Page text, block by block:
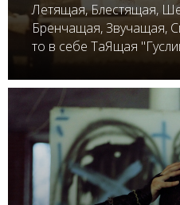
Летящая, Блестящая,
Бренчащая, Звучащая,
то в себе ТаЯщая